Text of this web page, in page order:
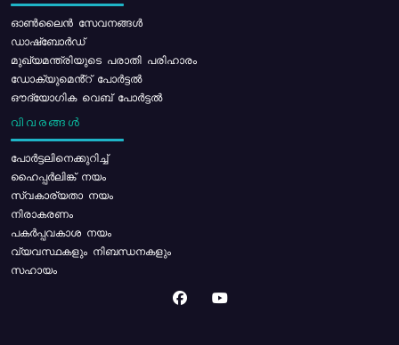
ഓൺലൈൻ സേവനങ്ങൾ
ഡാഷ്ബോർഡ്
മുഖ്യമന്ത്രിയുടെ പരാതി പരിഹാരം
ഡോക്യുമെൻ്റ് പോർട്ടൽ
ഔദ്യോഗിക വെബ് പോർട്ടൽ
വിവരങ്ങൾ
പോര്‍ട്ടലിനെക്കുറിച്ച്
ഹൈപ്പർലിങ്ക് നയം
സ്വകാര്യതാ നയം
നിരാകരണം
പകർപ്പവകാശ നയം
വ്യവസ്ഥകളും നിബന്ധനകളും
സഹായം